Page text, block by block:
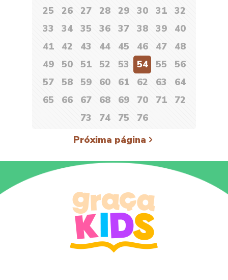
25
26 27 28 29 30 31
32
33
34 35 36 37 38 39
40
41
42 43 44 45 46 47
48
49
50 51 52 53 54 55
56
57
58 59 60 61 62 63
64
65
66 67 68 69 70 71
72
73
74 75
76
Próxima página